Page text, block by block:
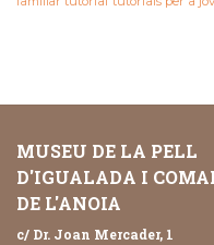
MUSEU DE LA PELL
D'IGUALADA I
DE L'ANOIA
c/ Dr. Joan Mercader, 1